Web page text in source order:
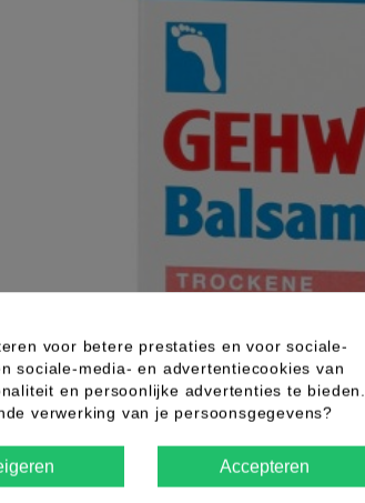
voor betere prestaties en voor sociale-
sociale-media- en advertentiecookies van
en persoonlijke advertenties te bieden.
verwerking van je persoonsgegevens?
Accepteren